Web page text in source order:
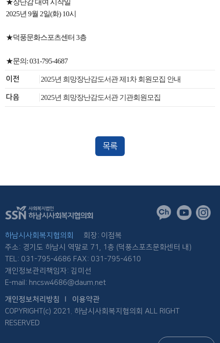
★장난감 대여 시작일
2025년 9월 2일(화) 10시
★덕풍문화스포츠센터 3층
★문의: 031-795-4687
이전 2025년 희망장난감도서관 제1차 회원모집 안내
다음 2025년 희망장난감도서관 기관회원모집
목록
하남시사회복지협의회
회장: 이점복
주소: 경기도 하남시 역말로 71, 1층 (덕풍스포츠문화센터 내)
TEL: 031-795-4686 FAX: 031-795-4610
개인정보관리책임자: 김미선
E-mail: hncsw4686@daum.net
개인정보처리방침
이용약관
COPYRIGHT(c) 2021. 하남시사회복지협의회 ALL RIGHT
RESERVED